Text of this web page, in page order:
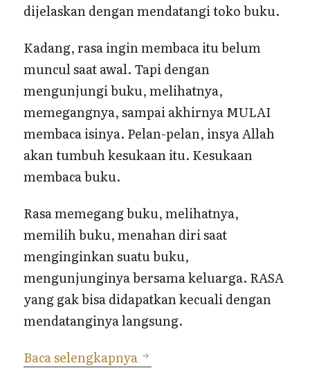
dijelaskan dengan mendatangi toko buku.
Kadang, rasa ingin membaca itu belum
muncul saat awal. Tapi dengan
mengunjungi buku, melihatnya,
memegangnya, sampai akhirnya MULAI
membaca isinya. Pelan-pelan, insya Allah
akan tumbuh kesukaan itu. Kesukaan
membaca buku.
Rasa memegang buku, melihatnya,
memilih buku, menahan diri saat
menginginkan suatu buku,
mengunjunginya bersama keluarga. RASA
yang gak bisa didapatkan kecuali dengan
mendatanginya langsung.
Baca selengkapnya Toko Buku dan Anak-Anak